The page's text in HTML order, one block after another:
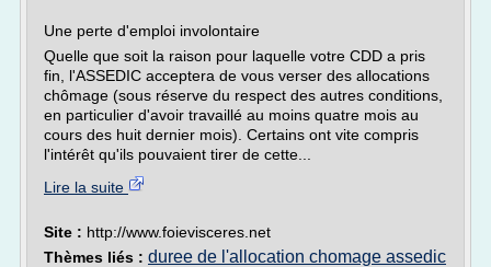
Une perte d'emploi involontaire
Quelle que soit la raison pour laquelle votre CDD a pris
fin, l'ASSEDIC acceptera de vous verser des allocations
chômage (sous réserve du respect des autres conditions,
en particulier d'avoir travaillé au moins quatre mois au
cours des huit dernier mois). Certains ont vite compris
l'intérêt qu'ils pouvaient tirer de cette...
Lire la suite
Site : http://www.foievisceres.net
Thèmes liés : duree de l'allocation chomage assedic